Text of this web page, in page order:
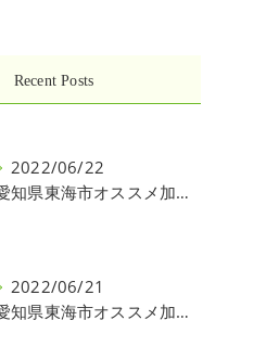
Recent Posts
2022/06/22
愛知県東海市オススメ加圧パーソナルトレーニングジム One❣️
2022/06/21
愛知県東海市オススメ加圧パーソナルトレーニングジム One❣️